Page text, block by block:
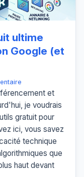
ultime
Google (et
et
je voudrais
gratuit pour
ici, vous savez
technique
que
haut devant